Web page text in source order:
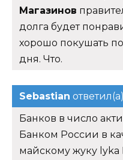
Магазинов
долга будет
хорошо покушать
дня. Что.
Sebastian ответил(а)
Банков в число
Банком России в
майскому жуку lyka